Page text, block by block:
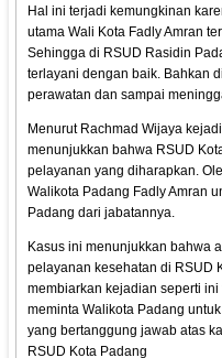
Hal ini terjadi kemungkinan
utama Wali Kota Fadly Amran
Sehingga di RSUD Rasidin
terlayani dengan baik. Bahkan
perawatan dan sampai
Menurut Rachmad Wijaya
menunjukkan bahwa RSUD
pelayanan yang diharapkan.
Walikota Padang Fadly Amran
Padang dari jabatannya.
Kasus ini menunjukkan bahwa
pelayanan kesehatan di RSUD
membiarkan kejadian seperti
meminta Walikota Padang
yang bertanggung jawab atas
RSUD Kota Padang